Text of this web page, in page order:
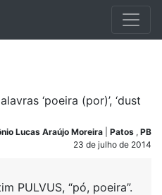
‘poeira (por)’, ‘dust
Lucas Araújo Moreira Patos , PB
23 de julho de 2014
PULVUS, “pó, poeira”.